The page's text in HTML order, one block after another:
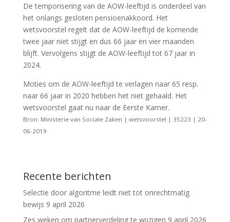
De temporisering van de AOW-leeftijd is onderdeel van
het onlangs gesloten pensioenakkoord. Het
wetsvoorstel regelt dat de AOW-leeftijd de komende
twee jaar niet stijgt en dus 66 jaar en vier maanden
blijft. Vervolgens stijgt de AOW-leeftijd tot 67 jaar in
2024.
Moties om de AOW-leeftijd te verlagen naar 65 resp.
naar 66 jaar in 2020 hebben het niet gehaald. Het
wetsvoorstel gaat nu naar de Eerste Kamer.
Bron: Ministerie van Sociale Zaken | wetsvoorstel | 35223 | 20-
06-2019
Recente berichten
Selectie door algoritme leidt niet tot onrechtmatig
bewijs 9 april 2026
Zes weken om partnerverdeling te wijzigen 9 april 2026